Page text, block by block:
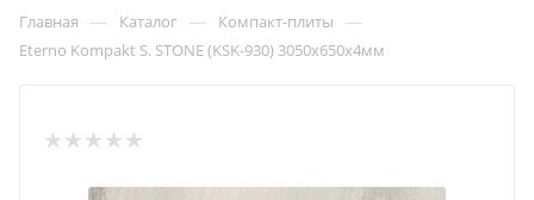
Главная — Каталог — Компакт-плиты —
Eterno Kompakt S. STONE (KSK-930) 3050х650х4мм